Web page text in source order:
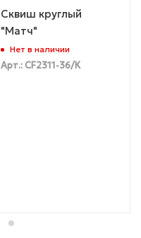
Сквиш круглый
"Матч"
Нет в наличии
Арт.: CF2311-36/К